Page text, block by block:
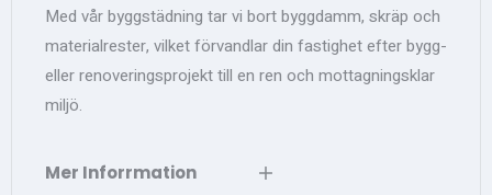
Med vår byggstädning tar vi bort byggdamm, skräp och
materialrester, vilket förvandlar din fastighet efter bygg-
eller renoveringsprojekt till en ren och mottagningsklar
miljö.
Mer Inforrmation